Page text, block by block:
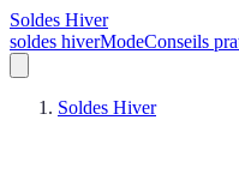
Soldes Hiver
soldes hiverModeConseils
Soldes Hiver